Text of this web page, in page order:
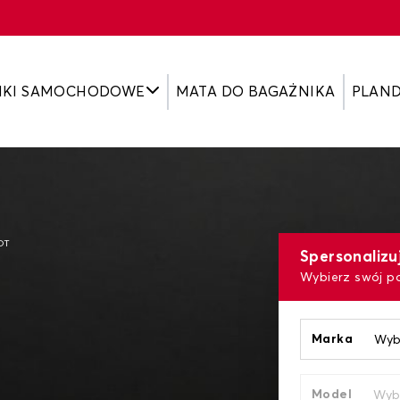
SAMOCHODOWE MATA DO BAGAŻNIKA
Wybierz swój
Marka
Model